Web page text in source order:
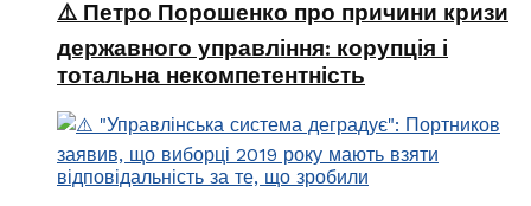
⚠️ Петро Порошенко про причини кризи
державного управління: корупція і
тотальна некомпетентність